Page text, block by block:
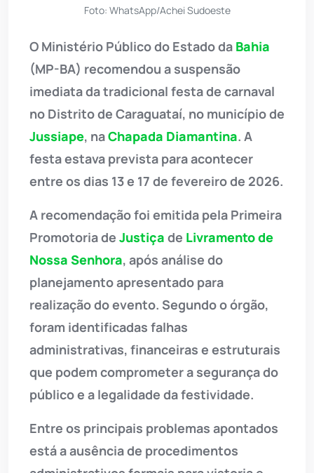
Foto: WhatsApp/Achei Sudoeste
O Ministério Público do Estado da Bahia
(MP-BA) recomendou a suspensão
imediata da tradicional festa de carnaval
no Distrito de Caraguataí, no município de
Jussiape, naChapada Diamantina. A
festa estava prevista para acontecer
entre os dias 13 e 17 de fevereiro de 2026.
A recomendação foi emitida pela Primeira
Promotoria de Justiça de Livramento de
Nossa Senhora, após análise do
planejamento apresentado para
realização do evento. Segundo o órgão,
foram identificadas falhas
administrativas, financeiras e estruturais
que podem comprometer a segurança do
público e a legalidade da festividade.
Entre os principais problemas apontados
está a ausência de procedimentos